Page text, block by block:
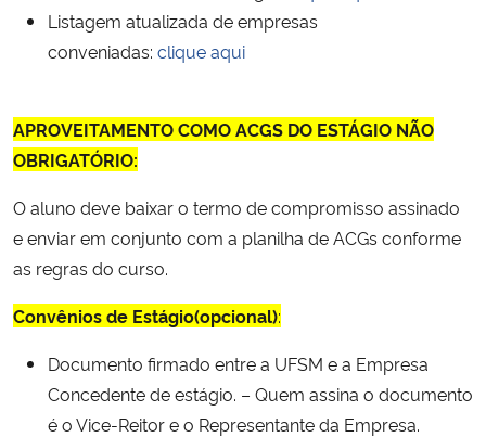
Listagem atualizada de empresas
conveniadas: clique aqui
APROVEITAMENTO COMO ACGS DO ESTÁGIO NÃO
OBRIGATÓRIO:
O aluno deve baixar o termo de compromisso assinado
e enviar em conjunto com a planilha de ACGs conforme
as regras do curso.
Convêniosde Estágio(opcional):
Documento firmado entre a UFSM e a Empresa
Concedente de estágio. – Quem assina o documento
é o Vice-Reitor e o Representante da Empresa.